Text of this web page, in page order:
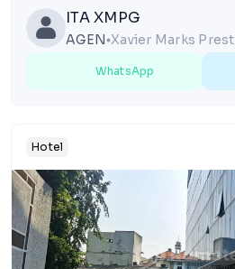
ITA XMPG
AGEN lensXavier Marks
WhatsApp
Hotel